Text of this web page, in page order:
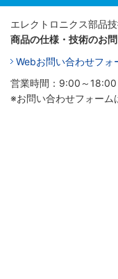
エレクトロニクス部品
商品の仕様・技術のお
Webお問い合わせフォ
営業時間：9:00～18:00
※お問い合わせフォーム